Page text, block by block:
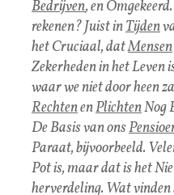
Bedrijven, en
rekenen? Juist inTijden
het Cruciaal, datMensen
Zekerheden in het Leven
waar we niet door heen
RechtenenPlichtenNog
De Basis van ons
Paraat, bijvoorbeeld.
Pot is, maar dat is het
herverdeling. Wat